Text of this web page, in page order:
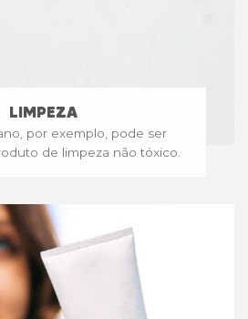
LIMPEZA
por exemplo, pode ser
de limpeza não tóxico.